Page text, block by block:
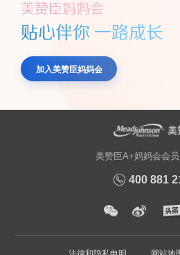
美赞臣妈妈会
贴心伴你 一路成长
加入美赞臣妈妈会
美赞臣A+妈妈会会
400 881